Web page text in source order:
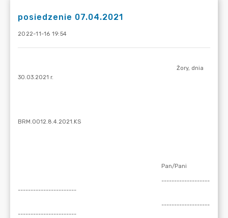
posiedzenie 07.04.2021
2022-11-16 19:54